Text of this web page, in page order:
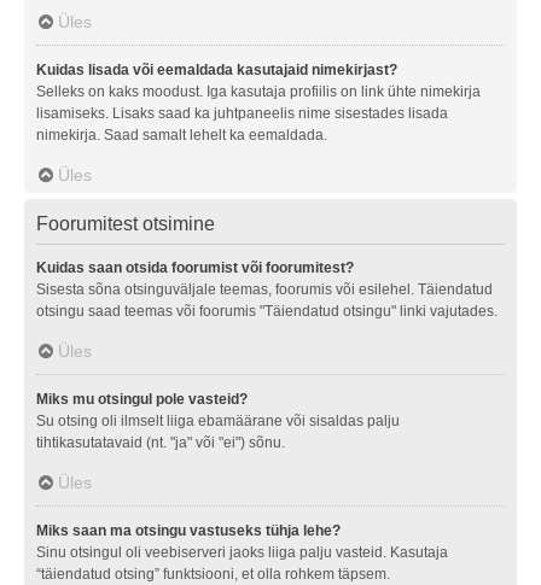
Üles
Kuidas lisada või eemaldada kasutajaid nimekirjast?
Selleks on kaks moodust. Iga kasutaja profiilis on link ühte nimekirja
lisamiseks. Lisaks saad ka juhtpaneelis nime sisestades lisada
nimekirja. Saad samalt lehelt ka eemaldada.
Üles
Foorumitest otsimine
Kuidas saan otsida foorumist või foorumitest?
Sisesta sõna otsinguväljale teemas, foorumis või esilehel. Täiendatud
otsingu saad teemas või foorumis "Täiendatud otsingu" linki vajutades.
Üles
Miks mu otsingul pole vasteid?
Su otsing oli ilmselt liiga ebamäärane või sisaldas palju
tihtikasutatavaid (nt. "ja" või "ei") sõnu.
Üles
Miks saan ma otsingu vastuseks tühja lehe?
Sinu otsingul oli veebiserveri jaoks liiga palju vasteid. Kasutaja
“täiendatud otsing” funktsiooni, et olla rohkem täpsem.